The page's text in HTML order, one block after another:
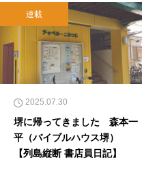
連載
2025.07.30
堺に帰ってきました 森本一
平（バイブルハウス堺）
【列島縦断 書店員日記】